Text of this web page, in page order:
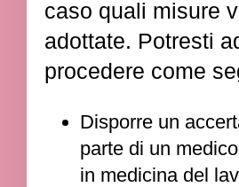
caso quali misure
adottate. Potresti
procedere come
Disporre un
parte di un
in medicina del